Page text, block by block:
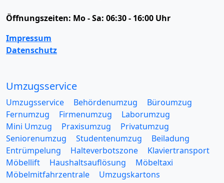
Öffnungszeiten: Mo - Sa: 06:30 - 16:00 Uhr
Impressum
Datenschutz
Umzugsservice
Umzugsservice Behördenumzug
Büroumzug
Fernumzug
Firmenumzug
Laborumzug
Mini Umzug
Praxisumzug
Privatumzug
Seniorenumzug
Studentenumzug
Beiladung
Entrümpelung
Halteverbotszone
Klaviertransport
Möbellift
Haushaltsauflösung
Möbeltaxi
Möbelmitfahrzentrale
Umzugskartons